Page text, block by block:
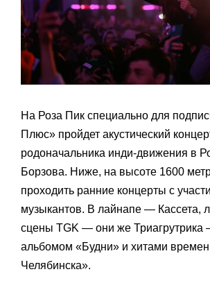
На Роза Пик специально для
Плюс» пройдет акустический
родоначальника инди-движения в
Борзова. Ниже, на высоте 1600
проходить ранние концерты с
музыкантов. В лайнапе — Кассета,
сцены TGK — они же Триагрутрика
альбомом «Будни» и хитами
Челябинска».